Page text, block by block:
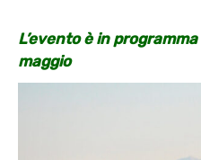
L’evento è in programma
maggio